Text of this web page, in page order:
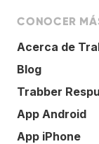
CONOCER
Acerca de
Blog
Trabber
App Android
App iPhone